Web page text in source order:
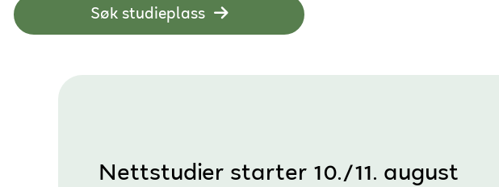
Søk studieplass
Nettstudier starter 10./11. august